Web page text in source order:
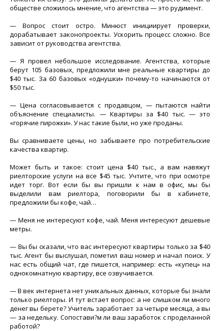
обществе сложилось мнение, что агентства — это рудимент.
— Вопрос стоит остро. Минюст инициирует проверки,
дорабатывает законопроекты. Ускорить процесс сложно. Все
зависит от руководства агентства.
— Я провел небольшое исследование. Агентства, которые
берут 105 базовых, предложили мне реальные квартиры до
$40 тыс. За 60 базовых «однушки» почему-то начинаются от
$50 тыс.
— Цена согласовывается с продавцом, — пытаются найти
объяснение специалисты. — Квартиры за $40 тыс. — это
«горячие пирожки». У нас такие были, но уже проданы.
Вы сравниваете цены, но забываете про потребительские
качества квартир.
Может быть и такое: стоит цена $40 тыс., а вам навяжут
риелторские услуги на все $45 тыс. Учтите, что при осмотре
идет торг. Вот если бы вы пришли к нам в офис, мы бы
выделили вам риелтора, поговорили бы в кабинете,
предложили бы кофе, чай…
— Меня не интересуют кофе, чай. Меня интересуют дешевые
метры.
— Вы бы сказали, что вас интересуют квартиры только за $40
тыс. Агент бы выслушал, пометил ваш номер и начал поиск. У
нас есть общий чат, где пишется, например: есть «купец» на
однокомнатную квартиру, все озвучивается.
— В век интернета нет уникальных данных, которые бы знали
только риелторы. И тут встает вопрос: а не слишком ли много
денег вы берете? Учитель заработает за четыре месяца, а вы
— за недельку. Сопостави?м ли ваш заработок с проделанной
работой?